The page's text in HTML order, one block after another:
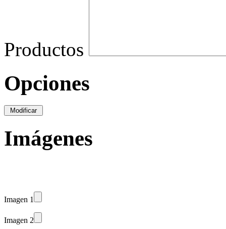
Productos
Opciones
Imágenes
Imagen 1
Imagen 2